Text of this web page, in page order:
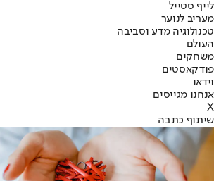
לייף סטייל
מעריב לנוער
טכנולוגיה מדע וסביבה
העולם
משחקים
פודקאסטים
וידאו
אנחנו מגייסים
X
שיתוף כתבה